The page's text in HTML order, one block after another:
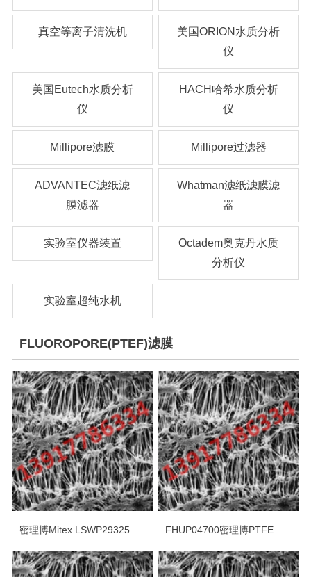
真空等离子清洗机
美国ORION水质分析
仪
美国Eutech水质分析
仪
HACH哈希水质分析
仪
Millipore滤膜 Millipore过滤器
ADVANTEC滤纸滤
膜滤器
Whatman滤纸滤膜滤
器
实验室仪器装置
Octadem奥克丹水质
分析仪
实验室超纯水机
FLUOROPORE(PTEF)滤膜
密理博Mitex LSWP29325疏水PTFE 5um白色光面表面滤膜